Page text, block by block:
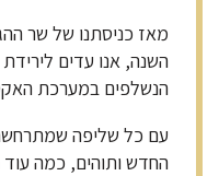
מאז כניסתנו של שר
השנה, אנו עדים
הנשלפים במערכת
עם כל שליפה
החדש ותוהים, כמה עוד